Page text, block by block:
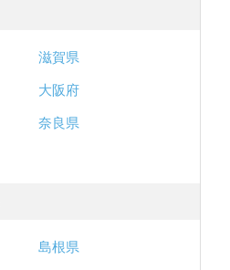
滋賀県
大阪府
奈良県
島根県